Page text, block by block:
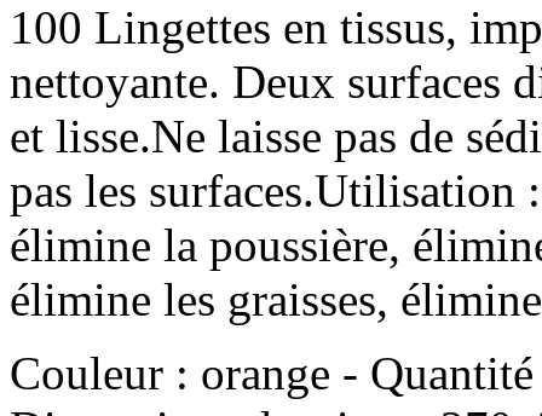
100 Lingettes en tissus,
nettoyante. Deux surfaces
et lisse.Ne laisse pas de
pas les surfaces.Utilisation
élimine la poussière,
élimine les graisses,
Couleur : orange -